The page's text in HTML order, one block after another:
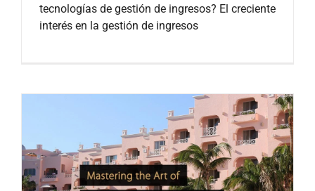
tecnologías de gestión de ingresos? El creciente
interés en la gestión de ingresos